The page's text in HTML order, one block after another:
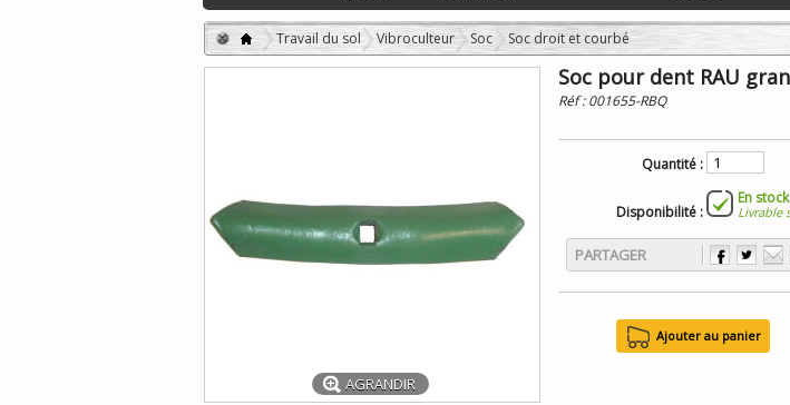
Travail du sol Vibroculteur Soc Soc droit et courbé
AGRANDIR
Soc pour dent RAU
Réf :001655-RBQ
Quantité :
Disponibilité :
En stock
Livrable
PARTAGER